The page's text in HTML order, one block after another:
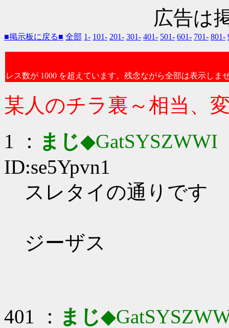
広告は
■掲示板に戻る■ 全部 1- 101- 201- 301- 401- 501- 601- 701- 801-
レス数が 1000 を超えています。残念ながら全部は表示しま
某人のチラ裏～相当、
1 ： まじ◆GatSYSZWWI
ID:se5Ypvn1
スレタイの通りです
ジーザス
401 ： まじ